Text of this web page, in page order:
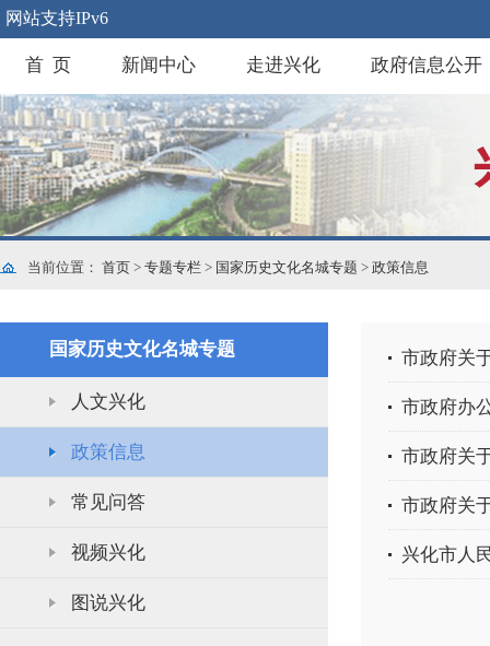
网站支持IPv6
首 页 新闻中心 走进兴化 政府信息公开
当前位置： 首页 > 专题专栏 > 国家历史文化名城专题 > 政策信息
国家历史文化名城专题
人文兴化
政策信息
常见问答
视频兴化
图说兴化
市政府关
市政府办
市政府关
市政府关
兴化市人